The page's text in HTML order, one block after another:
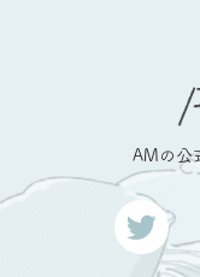
AMの公